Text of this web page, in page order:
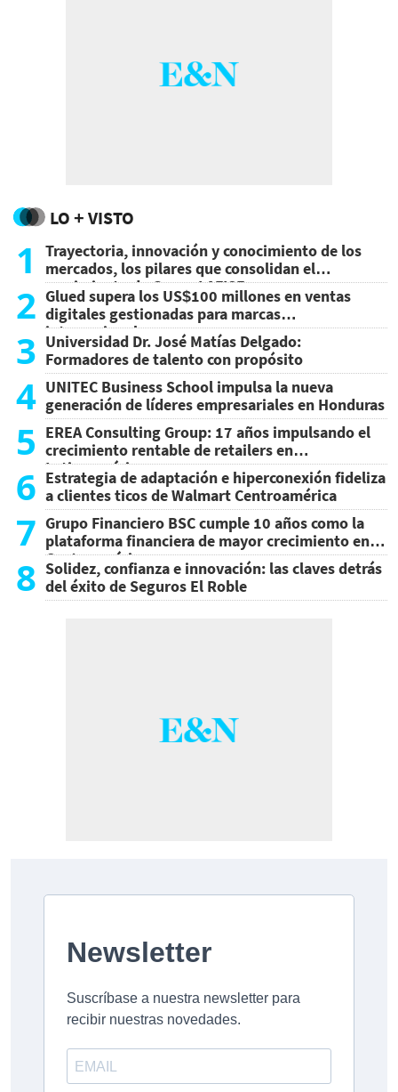
LO + VISTO
1
Trayectoria, innovación y conocimiento de los
mercados, los pilares que consolidan el
crecimiento de Grupo LAFISE
2 Glued supera los US$100 millones en ventas
digitales gestionadas para marcas
internacionales
3 Universidad Dr. José Matías Delgado:
Formadores de talento con propósito
4 UNITEC Business School impulsa la nueva
generación de líderes empresariales en Honduras
5 EREA Consulting Group: 17 años impulsando el
crecimiento rentable de retailers en
Latinoamérica
6 Estrategia de adaptación e hiperconexión fideliza
a clientes ticos de Walmart Centroamérica
7 Grupo Financiero BSC cumple 10 años como la
plataforma financiera de mayor crecimiento en
Centroamérica
8 Solidez, confianza e innovación: las claves detrás
del éxito de Seguros El Roble